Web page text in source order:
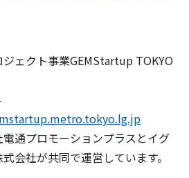
ェクト事業GEMStartup TOKYO
通プロモーションプラスとイグ
会社が共同で運営しています。